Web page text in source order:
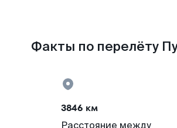
Факты по перелёту
3846 км
Расстояние между